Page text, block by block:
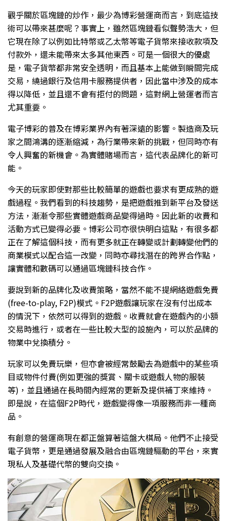
觀乎關於區塊鏈的炒作，最少為博彩營運商而言，到底這技
術可以帶來甚麼呢？事實上，雖然區塊鏈看似聲勢浩大，但
它現在除了以例如比特幣或乙太幣等電子貨幣來接收款項及
付款外，還未能帶來太多其他東西。可是一個很大的優處
是，電子貨幣都非常安全透明，而且基本上能做到瞬間完成
交易，繞過銀行及信用卡服務提供者，因此當中涉及的成本
得以降低，並且還不會有拒付的問題，這對網上營運者而言
尤其重要。
電子博彩的普及在博彩業界內有著深遠的影響。製造商及玩
家之間鴻溝的逐漸縮減，為行業帶來新的挑戰，但同時亦有
令人興奮的新機會。為實體賭場而言，這代表品牌化的新可
能。
今天的玩家即使對那些比較簡單的遊戲也要求有更成熟的遊
戲過程。我們看到的科技趨勢，是把遊戲推到新平台及發送
方法，漸漸令那些實體遊戲商品變得過時。因此新的收費和
活動方式已變得必要。博彩公司亦很快明白這點，有很多都
正在了解這個科技，而有更多就正在轉變或計劃轉變他們的
商業模式以配合這一改變，同時亦尋找潛在的跨界合作點，
讓實體和數碼可以通過區塊鏈科技合作。
要說到新的品牌化及收費策略，當然不能不提網絡遊戲免費
(free-to-play, F2P)模式。F2P遊戲讓玩家在沒有付出成本
的情況下，依然可以得到的遊戲。收費就會在遊戲內的小額
交易時進行，或者在一些比較大型的設施內，可以於品牌的
物業中兌換積分。
玩家可以免費玩樂，但亦會被經常鼓勵去為遊戲中的某些項
目或物件付費(例如更強的獎賞、關卡或遊戲人物的服裝
等)，並且通過在長時間內經常的更新及提供補丁來維持。
即是說，在這個F2P時代，遊戲變得像一項服務而非一種商
品。
有創意的營運商現在都正盤算著這盤大棋局。他們不止接受
電子貨幣，更是通過發展及融合由區塊鏈驅動的平台，來實
現私人及基礎代幣的雙向交換。